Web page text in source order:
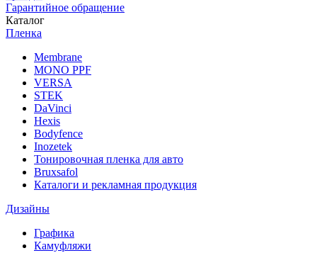
Гарантийное обращение
Каталог
Пленка
Membrane
MONO PPF
VERSA
STEK
DaVinci
Hexis
Bodyfence
Inozetek
Тонировочная пленка для авто
Bruxsafol
Каталоги и рекламная продукция
Дизайны
Графика
Камуфляжи